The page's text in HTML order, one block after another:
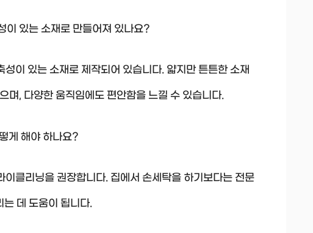
이 있는 소재로 만들어져 있나요?
이 있는 소재로 제작되어 있습니다. 얇지만 튼튼한 소재
며, 다양한 움직임에도 편안함을 느낄 수 있습니다.
게 해야 하나요?
클리닝을 권장합니다. 집에서 손세탁을 하기보다는 전문
는 데 도움이 됩니다.